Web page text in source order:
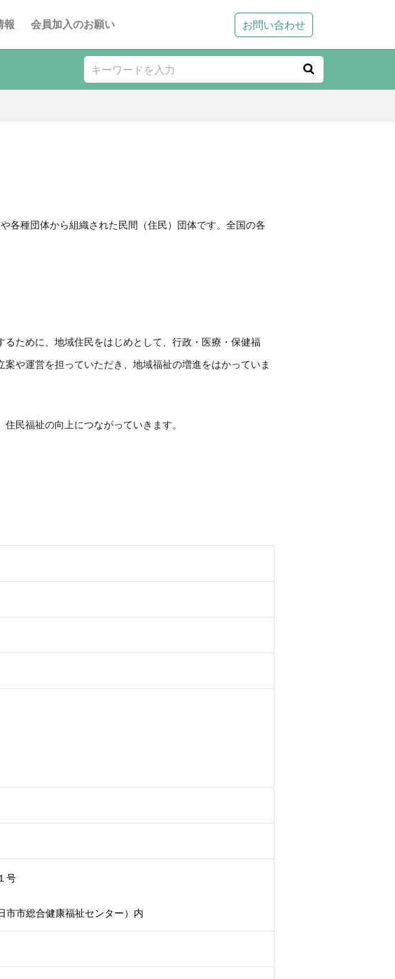
報 会員加入のお願い お問い合わせ
各種団体から組織された民間（住民）団体です。全国の各
ために、地域住民をはじめとして、行政・医療・保健福
や運営を担っていただき、地域福祉の増進をはかっていま
民福祉の向上につながっていきます。
号
健康福祉センター）内